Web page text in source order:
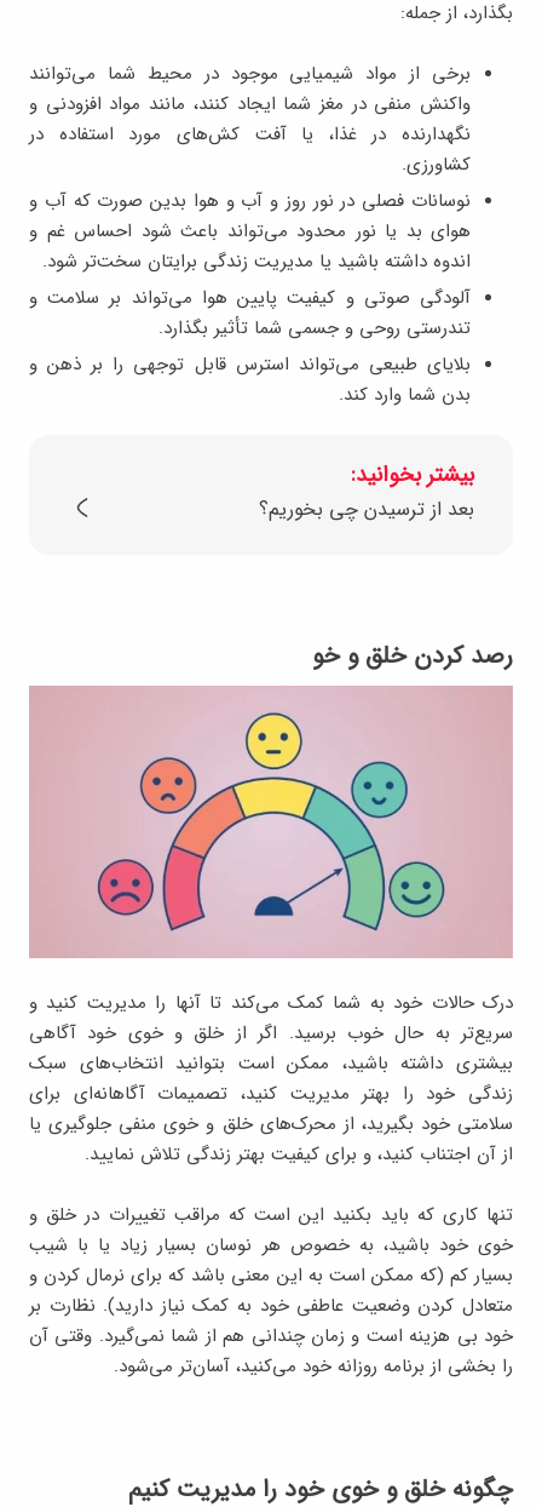
بگذارد، از جمله:
برخی از مواد شیمیایی موجود در محیط شما می‌توانند
واکنش منفی در مغز شما ایجاد کنند، مانند مواد افزودنی و
نگهدارنده در غذا، یا آفت کش‌های مورد استفاده در
کشاورزی.
نوسانات فصلی در نور روز و آب و هوا بدین صورت که آب و
هوای بد یا نور محدود می‌تواند باعث شود احساس غم و
اندوه داشته باشید یا مدیریت زندگی برایتان سخت‌تر شود.
آلودگی صوتی و کیفیت پایین هوا می‌تواند بر سلامت و
تندرستی روحی و جسمی شما تأثیر بگذارد.
بلایای طبیعی می‌تواند استرس قابل توجهی را بر ذهن و
بدن شما وارد کند.
بیشتر بخوانید:
بعد از ترسیدن چی بخوریم؟
رصد کردن خلق و خو
درک حالات خود به شما کمک می‌کند تا آنها را مدیریت کنید و
سریع‌تر به حال خوب برسید. اگر از خلق و خوی خود آگاهی
بیشتری داشته باشید، ممکن است بتوانید انتخاب‌های سبک
زندگی خود را بهتر مدیریت کنید، تصمیمات آگاهانه‌ای برای
سلامتی خود بگیرید، از محرک‌های خلق و خوی منفی جلوگیری یا
از آن اجتناب کنید، و برای کیفیت بهتر زندگی تلاش نمایید.
تنها کاری که باید بکنید این است که مراقب تغییرات در خلق و
خوی خود باشید، به خصوص هر نوسان بسیار زیاد یا با شیب
بسیار کم (که ممکن است به این معنی باشد که برای نرمال کردن و
متعادل کردن وضعیت عاطفی خود به کمک نیاز دارید). نظارت بر
خود بی هزینه است و زمان چندانی هم از شما نمی‌گیرد. وقتی آن
را بخشی از برنامه روزانه خود می‌کنید، آسان‌تر می‌شود.
چگونه خلق و خوی خود را مدیریت کنیم